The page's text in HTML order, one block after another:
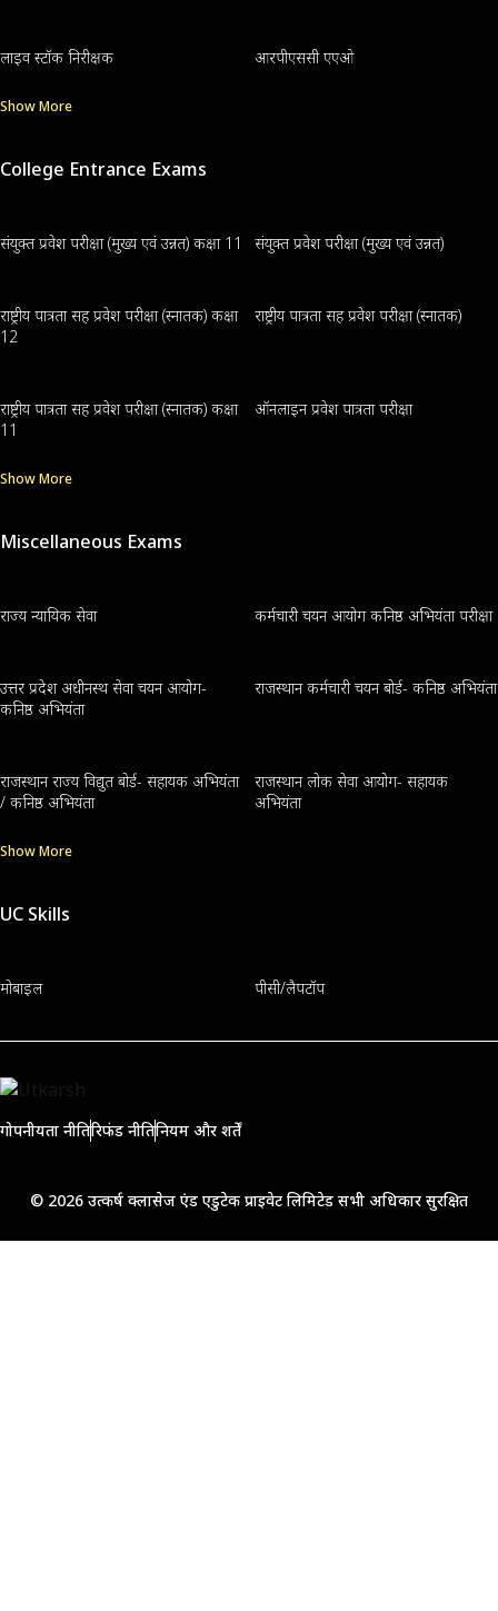
लाइव स्टॉक निरीक्षक आरपीएससी एएओ
Show More
College Entrance Exams
संयुक्त प्रवेश परीक्षा (मुख्य एवं उन्नत) कक्षा 11 संयुक्त प्रवेश परीक्षा (मुख्य एवं उन्नत)
राष्ट्रीय पात्रता सह प्रवेश परीक्षा (स्नातक) कक्षा
12
राष्ट्रीय पात्रता सह प्रवेश परीक्षा (स्नातक)
राष्ट्रीय पात्रता सह प्रवेश परीक्षा (स्नातक) कक्षा
11
ऑनलाइन प्रवेश पात्रता परीक्षा
Show More
Miscellaneous Exams
राज्य न्यायिक सेवा कर्मचारी चयन आयोग कनिष्ठ अभियंता परीक्षा
उत्तर प्रदेश अधीनस्थ सेवा चयन आयोग-
कनिष्ठ अभियंता
राजस्थान कर्मचारी चयन बोर्ड- कनिष्ठ अभियंता
राजस्थान राज्य विद्युत बोर्ड- सहायक अभियंता
/ कनिष्ठ अभियंता
राजस्थान लोक सेवा आयोग- सहायक
अभियंता
Show More
UC Skills
मोबाइल पीसी/लैपटॉप
गोपनीयता नीतिरिफंड नीतिनियम और शर्तें
© 2026 उत्कर्ष क्लासेज एंड एडुटेक प्राइवेट लिमिटेड सभी अधिकार सुरक्षित